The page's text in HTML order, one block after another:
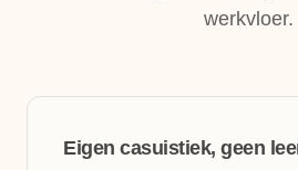
werkvloer.
Eigen casuistiek, geen